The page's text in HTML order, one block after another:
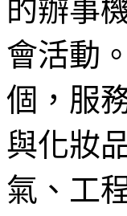
的辦事
會活動
個，服
與化妝
氣、工